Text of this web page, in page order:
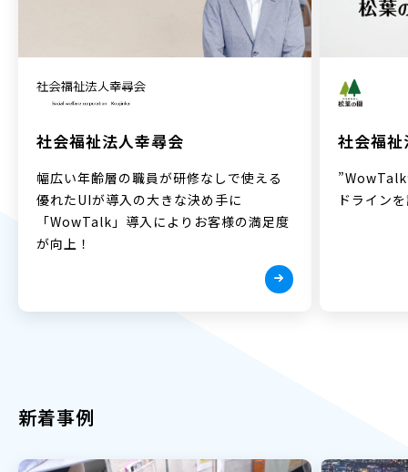
社会福祉法人幸尋会
幅広い年齢層の職員が研修なしで使える
優れたUIが導入の大きな決め手に
「WowTalk」導入によりお客様の満足度
が向上！
社会福
”WowTalk
ドライン
新着事例